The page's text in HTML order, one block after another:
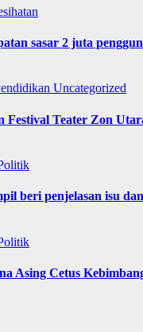
sasar 2 juta
Uncategorized
Festival Teater Zon
beri penjelasan isu
Asing Cetus